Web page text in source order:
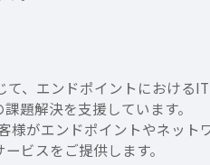
て、エンドポイントにおけ
題解決を支援しています。
がエンドポイントやネット
ビスをご提供します。